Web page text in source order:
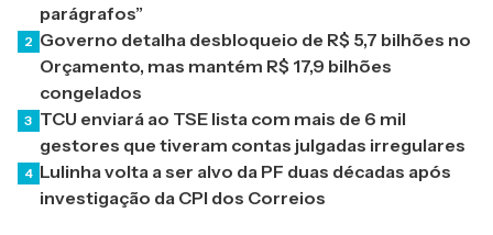
parágrafos”
2 Governo detalha desbloqueio de R$ 5,7 bilhões no
Orçamento, mas mantém R$ 17,9 bilhões
congelados
3 TCU enviará ao TSE lista com mais de 6 mil
gestores que tiveram contas julgadas irregulares
4 Lulinha volta a ser alvo da PF duas décadas após
investigação da CPI dos Correios